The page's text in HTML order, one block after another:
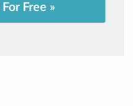
Free »